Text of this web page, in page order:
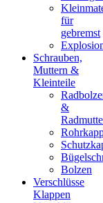
für
gebremst
Schrauben,
Muttern &
Kleinteile
&
Bolzen
Verschlüsse
Klappen